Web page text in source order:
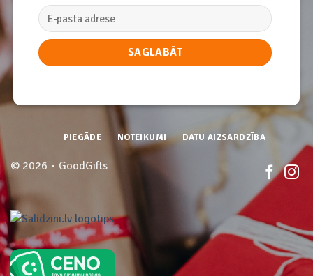
© 2026 • GoodGifts
PIEGĀDE NOTEIKUMI DATU AIZSARDZĪBA